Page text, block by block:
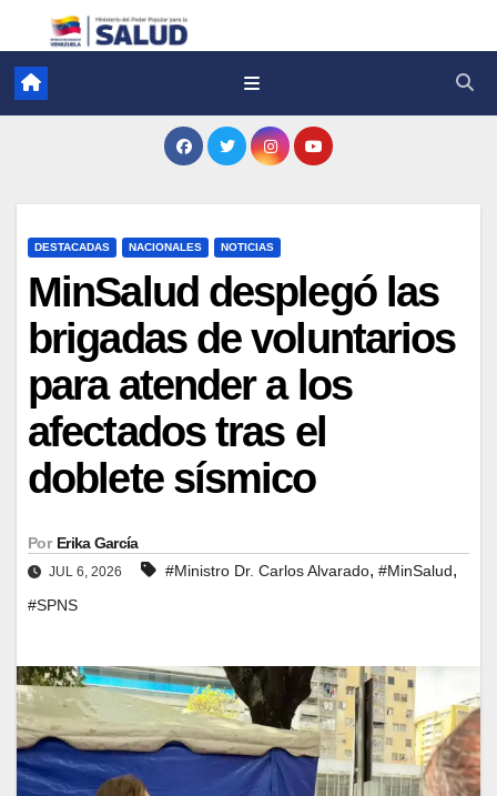
DESTACADAS NACIONALES NOTICIAS
MinSalud desplegó las
brigadas de voluntarios
para atender a los
afectados tras el
doblete sísmico
Por Erika García
JUL 6, 2026 #Ministro Dr. Carlos Alvarado, #MinSalud,
#SPNS